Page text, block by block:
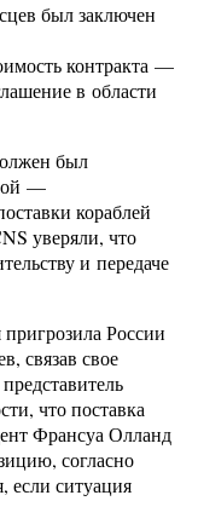
был заключен
контракта —
в области
был
—
кораблей
уверяли, что
и передаче
России
связав свое
что поставка
Франсуа Олланд
согласно
если ситуация